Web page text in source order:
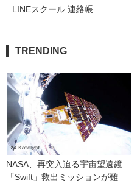
LINEスクール 連絡帳
TRENDING
NASA、再突入迫る宇宙望遠鏡
「Swift」救出ミッションが難